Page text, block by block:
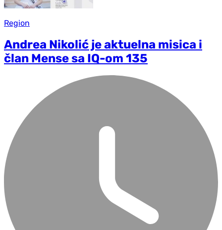
Region
Andrea Nikolić je aktuelna misica i
član Mense sa IQ-om 135